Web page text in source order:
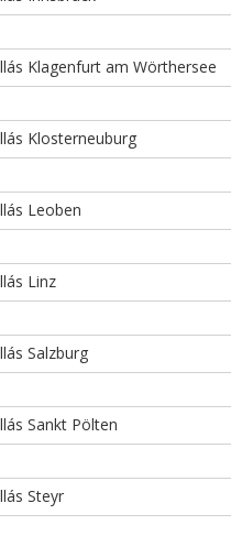
Klagenfurt am Wörthersee
Klosterneuburg
Leoben
Linz
Salzburg
Sankt Pölten
Steyr